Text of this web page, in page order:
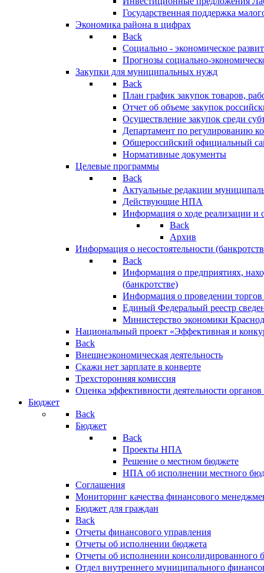
Государственная поддержка
Экономика района в цифрах
Back
Социально - экономическое
Прогнозы социально-
Закупки для муниципальных нужд
Back
План график закупок товаров,
Отчет об объеме закупок
Осуществление закупок среди
Департамент по регулированию
Общероссийский официальный
Нормативные документы
Целевые программы
Back
Актуальные редакции
Действующие НПА
Информация о ходе реализации
Back
Архив
Информация о несостоятельности
Back
Информация о предприятиях,
(банкротстве)
Информация о проведении
Единый Федеральый реестр
Министерство экономики
Национальный проект «Эффективная и
Back
Внешнеэкономическая деятельность
Скажи нет зарплате в конверте
Трехсторонняя комиссия
Оценка эффективности деятельности
Бюджет
Back
Бюджет
Back
Проекты НПА
Решение о местном бюджете
НПА об исполнении местного
Соглашения
Мониторинг качества финансового
Бюджет для граждан
Back
Отчеты финансового управления
Отчеты об исполнении бюджета
Отчеты об исполнении консолидированного
Отдел внутреннего муниципального